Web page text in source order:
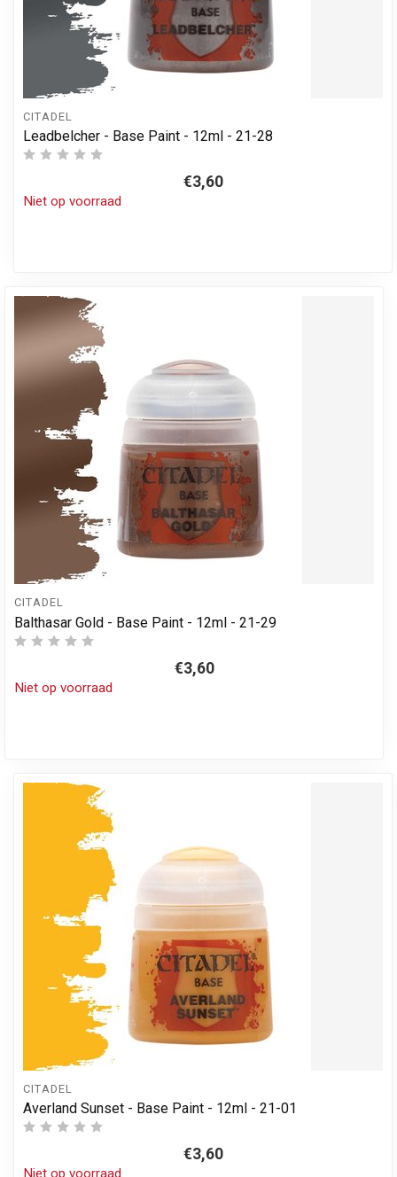
CITADEL
Leadbelcher - Base Paint - 12ml - 21-28
€3,60
Niet op voorraad
CITADEL
Balthasar Gold - Base Paint - 12ml - 21-29
€3,60
Niet op voorraad
CITADEL
Averland Sunset - Base Paint - 12ml - 21-01
€3,60
Niet op voorraad